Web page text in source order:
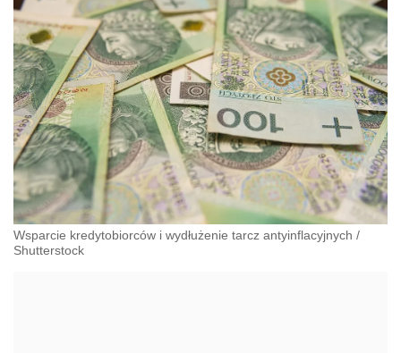
Wsparcie kredytobiorców i wydłużenie tarcz antyinflacyjnych /
Shutterstock